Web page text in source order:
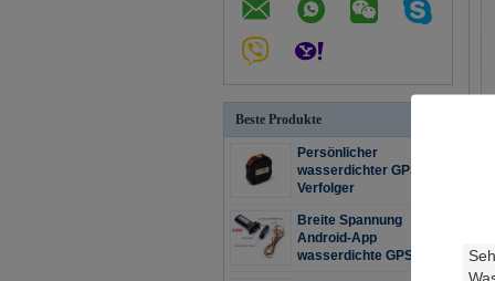
Beste Produkte
Persönlicher
wasserdichter GPS-
Verfolger
Breite Spannung
Android-App
wasserdichte GPS-